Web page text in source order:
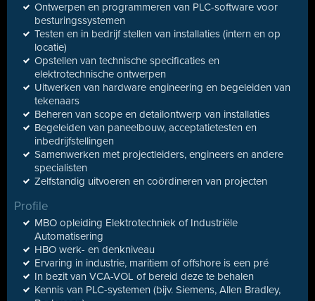
Ontwerpen en programmeren van PLC-software voor
besturingssystemen
Testen en in bedrijf stellen van installaties (intern en op
locatie)
Opstellen van technische specificaties en
elektrotechnische ontwerpen
Uitwerken van hardware engineering en begeleiden van
tekenaars
Beheren van scope en detailontwerp van installaties
Begeleiden van paneelbouw, acceptatietesten en
inbedrijfstellingen
Samenwerken met projectleiders, engineers en andere
specialisten
Zelfstandig uitvoeren en coördineren van projecten
Profile
MBO opleiding Elektrotechniek of Industriële
Automatisering
HBO werk- en denkniveau
Ervaring in industrie, maritiem of offshore is een pré
In bezit van VCA-VOL of bereid deze te behalen
Kennis van PLC-systemen (bijv. Siemens, Allen Bradley,